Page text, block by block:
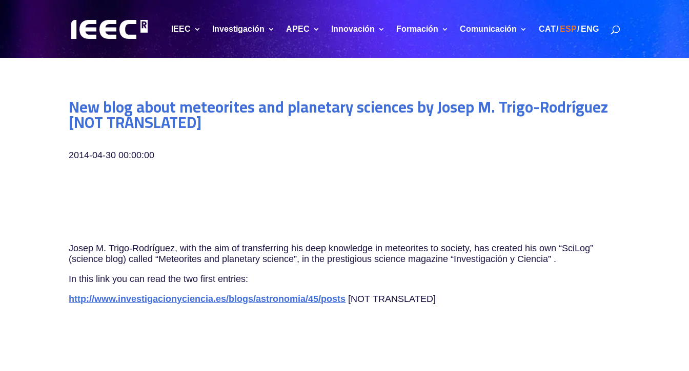
IEEC Investigación APEC Innovación Formación Comunicación CAT ESP ENG
New blog about meteorites and planetary sciences by Josep M. Trigo-Rodríguez
[NOT TRANSLATED]
2014-04-30 00:00:00
Josep M. Trigo-Rodríguez, with the aim of transferring his deep knowledge in meteorites to society, has created his own “SciLog”
(science blog) called “Meteorites and planetary science”, in the prestigious science magazine “Investigación y Ciencia” .
In this link you can read the two first entries:
http://www.investigacionyciencia.es/blogs/astronomia/45/posts [NOT TRANSLATED]